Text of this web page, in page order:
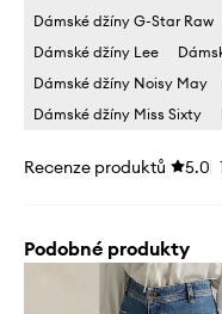
Dámské džíny G-Star Raw
Dámské džíny Lee
Dámské džíny Noisy May
Dámské džíny Miss Sixty
Recenze produktů 5.0
Podobné produkty